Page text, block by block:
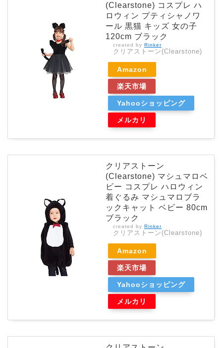
(Clearstone) コスプレ ハ
ロウィン プティシャノワ
ール 黒猫 キッズ 女の子
120cm ブラック
created by Rinker
クリアストーン(Clearstone)
Amazon
楽天市場
Yahooショッピング
メルカリ
クリアストーン
(Clearstone) マシュマロベ
ビー コスプレ ハロウィン
着ぐるみ マシュマロブラ
ックキャット ベビー 80cm
ブラック
created by Rinker
クリアストーン(Clearstone)
Amazon
楽天市場
Yahooショッピング
メルカリ